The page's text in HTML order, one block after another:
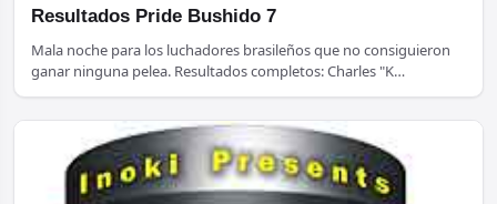
Resultados Pride Bushido 7
Mala noche para los luchadores brasileños que no consiguieron
ganar ninguna pelea. Resultados completos: Charles "K…